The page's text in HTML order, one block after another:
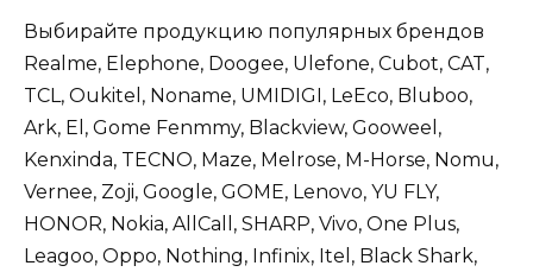
Выбирайте продукцию популярных брендов
Realme, Elephone, Doogee, Ulefone, Cubot, CAT,
TCL, Oukitel, Noname, UMIDIGI, LeEco, Bluboo,
Ark, El, Gome Fenmmy, Blackview, Gooweel,
Kenxinda, TECNO, Maze, Melrose, M-Horse, Nomu,
Vernee, Zoji, Google, GOME, Lenovo, YU FLY,
HONOR, Nokia, AllCall, SHARP, Vivo, One Plus,
Leagoo, Oppo, Nothing, Infinix, Itel, Black Shark,